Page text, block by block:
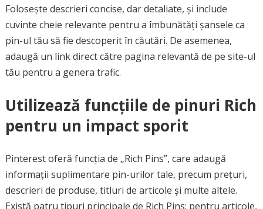
Folosește descrieri concise, dar detaliate, și include
cuvinte cheie relevante pentru a îmbunătăți șansele ca
pin-ul tău să fie descoperit în căutări. De asemenea,
adaugă un link direct către pagina relevantă de pe site-ul
tău pentru a genera trafic.
Utilizează funcțiile de pinuri Rich
pentru un impact sporit
Pinterest oferă funcția de „Rich Pins”, care adaugă
informații suplimentare pin-urilor tale, precum prețuri,
descrieri de produse, titluri de articole și multe altele.
Există patru tipuri principale de Rich Pins: pentru articole,